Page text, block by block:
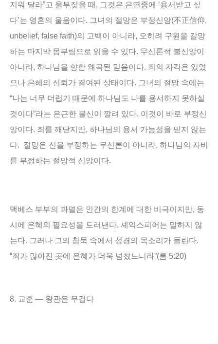
지워 달라”고 울부짖을 때 , 그것은 은연중에 ‘용서받고 싶
다’는 영혼의 울음이다. 그녀의 절망은 부정신앙(不正信仰,
unbelief, false faith)의 고백이 아니라, 오히려 구원을 갈망
하는 마지막 몸부림으로 읽을 수 있다. 무신론적 불신앙이
아니라, 하나님을 향한 왜곡된 믿음이다. 죄의 자각은 있었
으나 은혜의 신뢰가 결여된 상태이다. 그녀의 절망 속에는
“나는 너무 더럽기 때문에 하나님도 나를 용서하지 못하실
것이다”라는 은근한 불신이 깔려 있다. 이것이 바로 부정신
앙이다. 죄를 깨닫지만, 하나님의 용서 가능성을 믿지 않는
다. 절망은 신을 부정하는 무신론이 아니라, 하나님의 자비
를 부정하는 절망적 신앙이다.
맥베스 부부의 파멸은 인간의 한계에 대한 비극이지만, 동
시에 은혜의 필요성을 드러낸다. 셰익스피어는 말하지 않
는다. 그러나 그의 침묵 속에서 성경의 목소리가 들린다.
“죄가 많아진 곳에 은혜가 더욱 넘쳤느니라”(롬 5:20)
8. 교훈 ― 왕관은 무겁다